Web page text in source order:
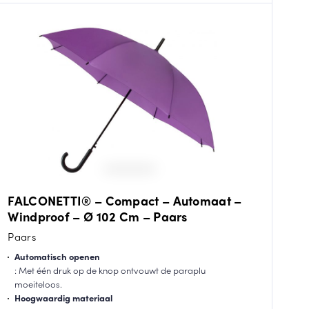
FALCONETTI® – Compact – Automaat –
Windproof – Ø 102 Cm – Paars
Paars
Automatisch openen
: Met één druk op de knop ontvouwt de paraplu
moeiteloos.
Hoogwaardig materiaal